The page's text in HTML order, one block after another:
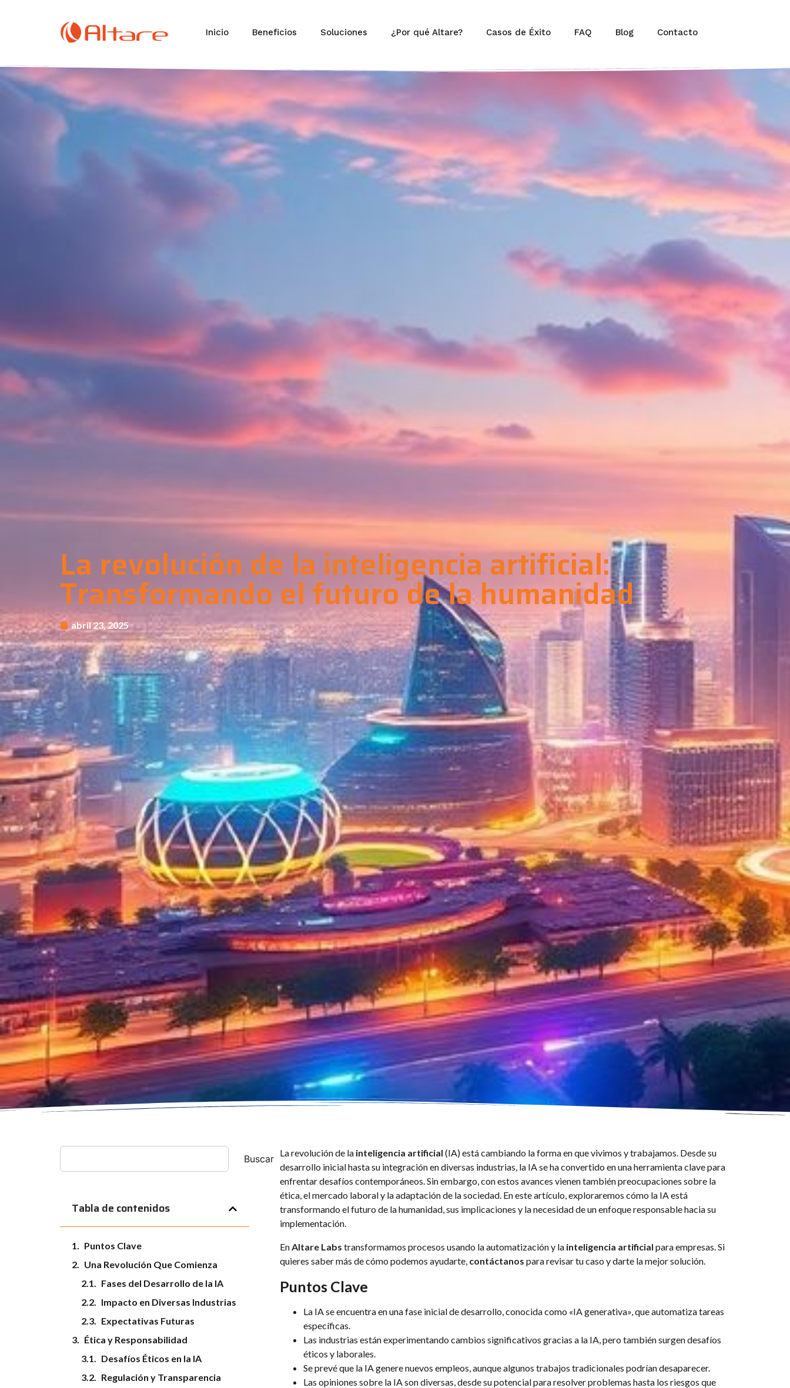
Inicio Beneficios Soluciones ¿Por qué Altare? Casos de Éxito FAQ Blog Contacto
La revolución de la inteligencia artificial:
Transformando el futuro de la humanidad
abril 23, 2025
Buscar
Tabla de contenidos
Puntos Clave
Una Revolución Que Comienza
Fases del Desarrollo de la IA
Impacto en Diversas Industrias
Expectativas Futuras
Ética y Responsabilidad
Desafíos Éticos en la IA
Regulación y Transparencia
La revolución de la inteligencia artificial (IA) está cambiando la forma en que vivimos y trabajamos. Desde su
desarrollo inicial hasta su integración en diversas industrias, la IA se ha convertido en una herramienta clave para
enfrentar desafíos contemporáneos. Sin embargo, con estos avances vienen también preocupaciones sobre la
ética, el mercado laboral y la adaptación de la sociedad. En este artículo, exploraremos cómo la IA está
transformando el futuro de la humanidad, sus implicaciones y la necesidad de un enfoque responsable hacia su
implementación.
EnAltare Labs transformamos procesos usando la automatización y la inteligencia artificial para empresas. Si
quieres saber más de cómo podemos ayudarte, contáctanos para revisar tu caso y darte la mejor solución.
Puntos Clave
La IA se encuentra en una fase inicial de desarrollo, conocida como «IA generativa», que automatiza tareas
específicas.
Las industrias están experimentando cambios significativos gracias a la IA, pero también surgen desafíos
éticos y laborales.
Se prevé que la IA genere nuevos empleos, aunque algunos trabajos tradicionales podrían desaparecer.
Las opiniones sobre la IA son diversas, desde su potencial para resolver problemas hasta los riesgos que